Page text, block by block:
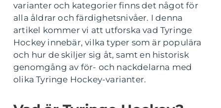
varianter och kategorier finns det något för
alla åldrar och färdighetsnivåer. I denna
artikel kommer vi att utforska vad Tyringe
Hockey innebär, vilka typer som är populära
och hur de skiljer sig åt, samt en historisk
genomgång av för- och nackdelarna med
olika Tyringe Hockey-varianter.